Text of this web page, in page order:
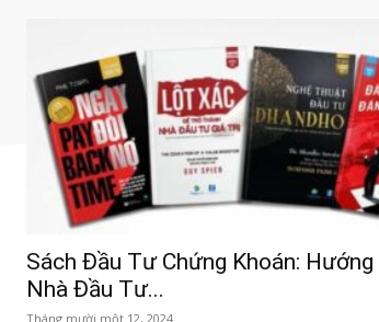
Sách Đầu Tư Chứng Khoán: Hướng
Nhà Đầu Tư...
Tháng mười một 12, 2024